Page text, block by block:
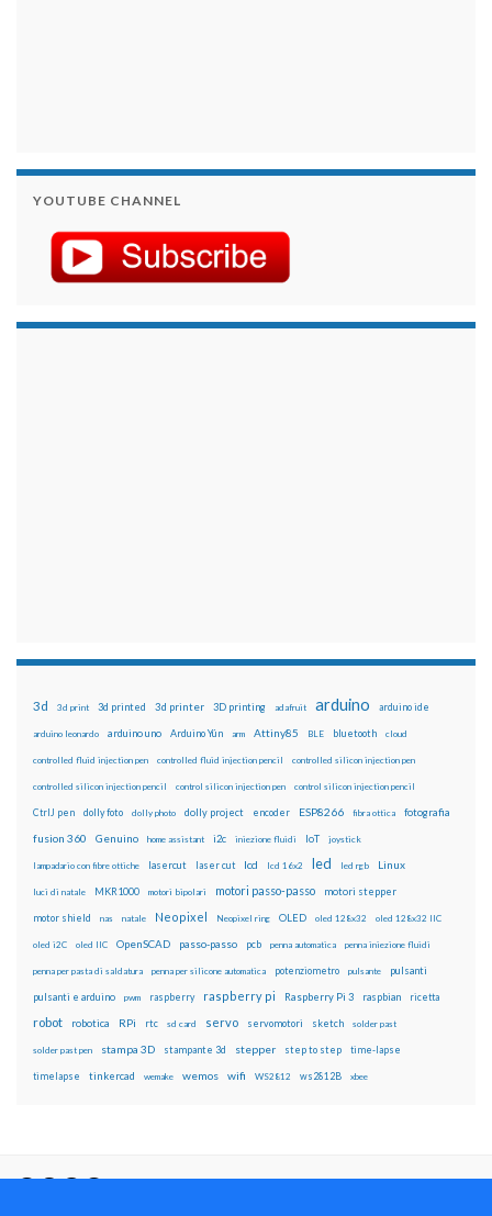
YOUTUBE CHANNEL
3d 3d print 3d printed 3d printer 3D printing adafruit arduino arduino ide
arduino leonardo arduino uno Arduino Yún arm Attiny85 BLE bluetooth cloud
controlled fluid injection pen controlled fluid injection pencil controlled silicon injection pen
controlled silicon injection pencil control silicon injection pen control silicon injection pencil
CtrlJ pen dolly foto dolly photo dolly project encoder ESP8266 fibra ottica fotografia
fusion 360 Genuino home assistant i2c iniezione fluidi IoT joystick
lampadario con fibre ottiche lasercut laser cut lcd lcd 16x2 led led rgb Linux
luci di natale MKR1000 motori bipolari motori passo-passo motori stepper
motor shield nas natale Neopixel Neopixel ring OLED oled 128x32 oled 128x32 IIC
oled i2C oled IIC OpenSCAD passo-passo pcb penna automatica penna iniezione fluidi
penna per pasta di saldatura penna per silicone automatica potenziometro pulsante pulsanti
pulsanti e arduino pwm raspberry raspberry pi Raspberry Pi 3 raspbian ricetta
robot robotica RPi rtc sd card servo servomotori sketch solder past
solder past pen stampa 3D stampante 3d stepper step to step time-lapse
timelapse tinkercad wemake wemos wifi WS2812 ws2812B xbee